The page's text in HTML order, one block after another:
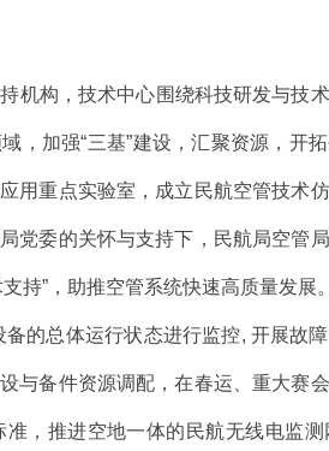
机构，技术中心围绕科技研发与技
，加强“三基”建设，汇聚资源，开
用重点实验室，成立民航空管技术
党委的关怀与支持下，民航局空管
持”，助推空管系统快速高质量发展。
的总体运行状态进行监控, 开展故
与备件资源调配，在春运、重大赛
，推进空地一体的民航无线电监